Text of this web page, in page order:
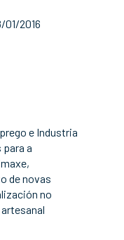
2016
e Industria
a
de novas
no